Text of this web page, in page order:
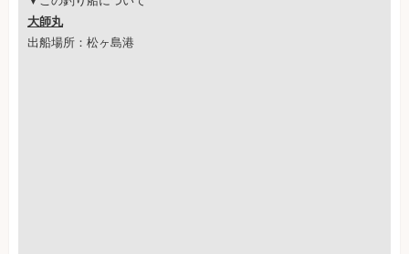
大師丸
出船場所：松ヶ島港